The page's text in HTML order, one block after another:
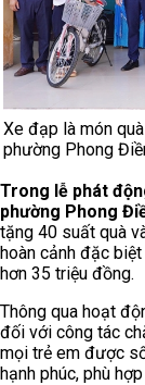
Xe đạp là món
phường Phong
Trong lễ phát
phường Phong
tặng 40 suất quà
hoàn cảnh đặc
hơn 35 triệu đồng.
Thông qua hoạt
đối với công tác
mọi trẻ em được
hạnh phúc, phù